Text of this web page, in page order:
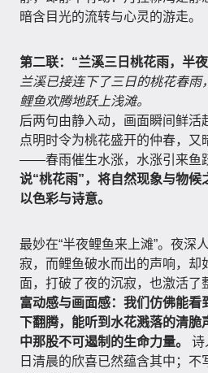
暗含目光的流转与心灵的游走。
第二联：“兰溪三日桃花雨，半
兰溪已接连下了三日的桃花春雨
鲤鱼欢腾地跃上浅滩。
后两句由静入动，画面瞬间鲜活
点明时令为桃花盛开的仲春，又
——春雨催生水涨，水涨引来鱼
说“桃花雨”，将自然现象与物候
以色彩与诗意。
最妙在“半夜鲤鱼来上滩”。夜深
寂，而鲤鱼破水而出的声响，却
面，打破了夜的沉寂，也激活了
富动感与画面感：我们仿佛能看
下翻腾，能听到水花溅落的清脆
中那股不可遏制的生命力量。
诗
日清晨的欣喜已然蕴含其中；不